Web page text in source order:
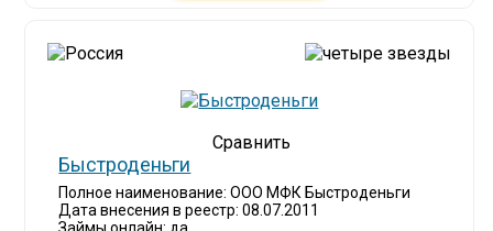
Быстроденьги
Полное наименование: ООО МФК Быстроденьги
Дата внесения в реестр: 08.07.2011